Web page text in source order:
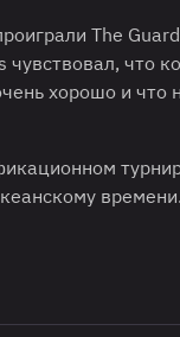
The
что
хорошо и
времени.